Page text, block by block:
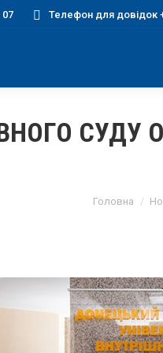
07 Телефон для довідок
СУДУ
Головна